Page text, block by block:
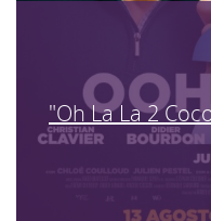
"Oh La La 2